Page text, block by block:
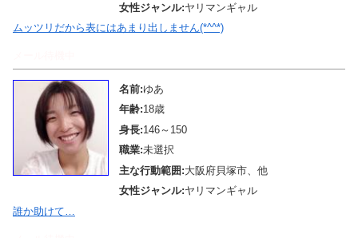
女性ジャンル:ヤリマンギャル
ムッツリだから表にはあまり出しません(*^^*)
名前:ゆあ
年齢:18歳
身長:146～150
職業:未選択
主な行動範囲:大阪府貝塚市、他
女性ジャンル:ヤリマンギャル
誰か助けて…